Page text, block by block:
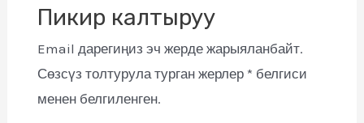
Пикир калтыруу
Email дарегиңиз эч жерде жарыяланбайт.
Сөзсүз толтурула турган жерлер * белгиси
менен белгиленген.